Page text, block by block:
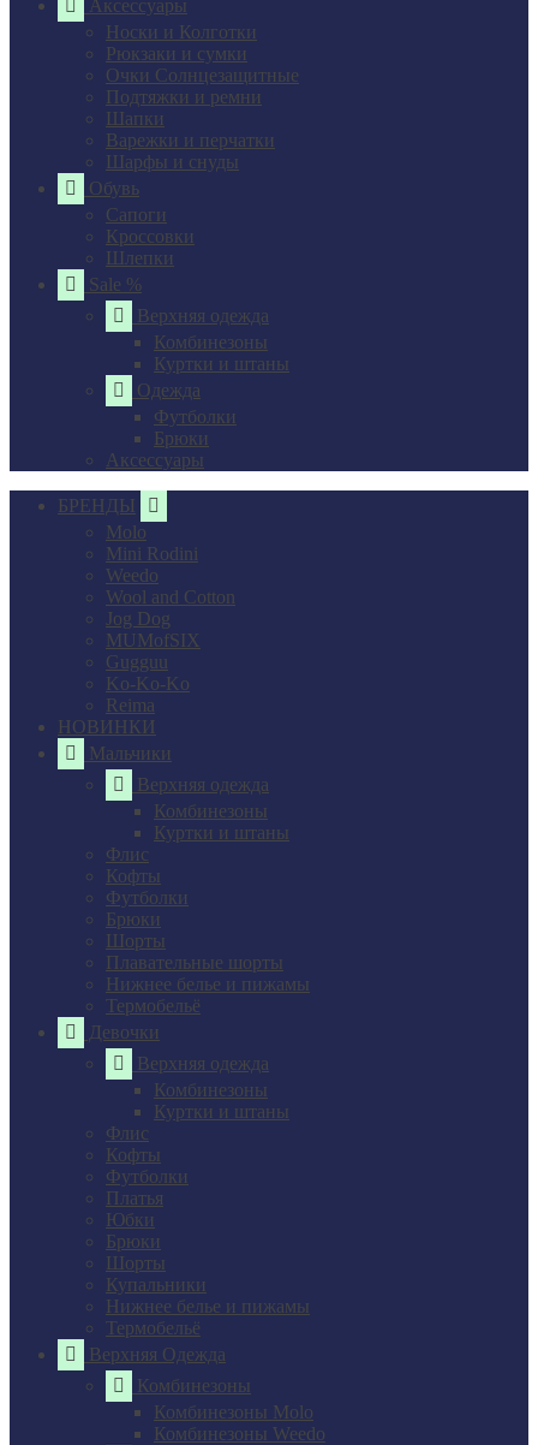
Аксессуары
Носки и Колготки
Рюкзаки и сумки
Очки Солнцезащитные
Подтяжки и ремни
Шапки
Варежки и перчатки
Шарфы и снуды
Обувь
Сапоги
Кроссовки
Шлепки
Sale %
Верхняя одежда
Комбинезоны
Куртки и штаны
Одежда
Футболки
Брюки
Аксессуары
БРЕНДЫ
Molo
Mini Rodini
Weedo
Wool and Cotton
Jog Dog
MUMofSIX
Gugguu
Ko-Ko-Ko
Reima
НОВИНКИ
Мальчики
Верхняя одежда
Комбинезоны
Куртки и штаны
Флис
Кофты
Футболки
Брюки
Шорты
Плавательные шорты
Нижнее белье и пижамы
Термобельё
Девочки
Верхняя одежда
Комбинезоны
Куртки и штаны
Флис
Кофты
Футболки
Платья
Юбки
Брюки
Шорты
Купальники
Нижнее белье и пижамы
Термобельё
Верхняя Одежда
Комбинезоны
Комбинезоны Molo
Комбинезоны Weedo